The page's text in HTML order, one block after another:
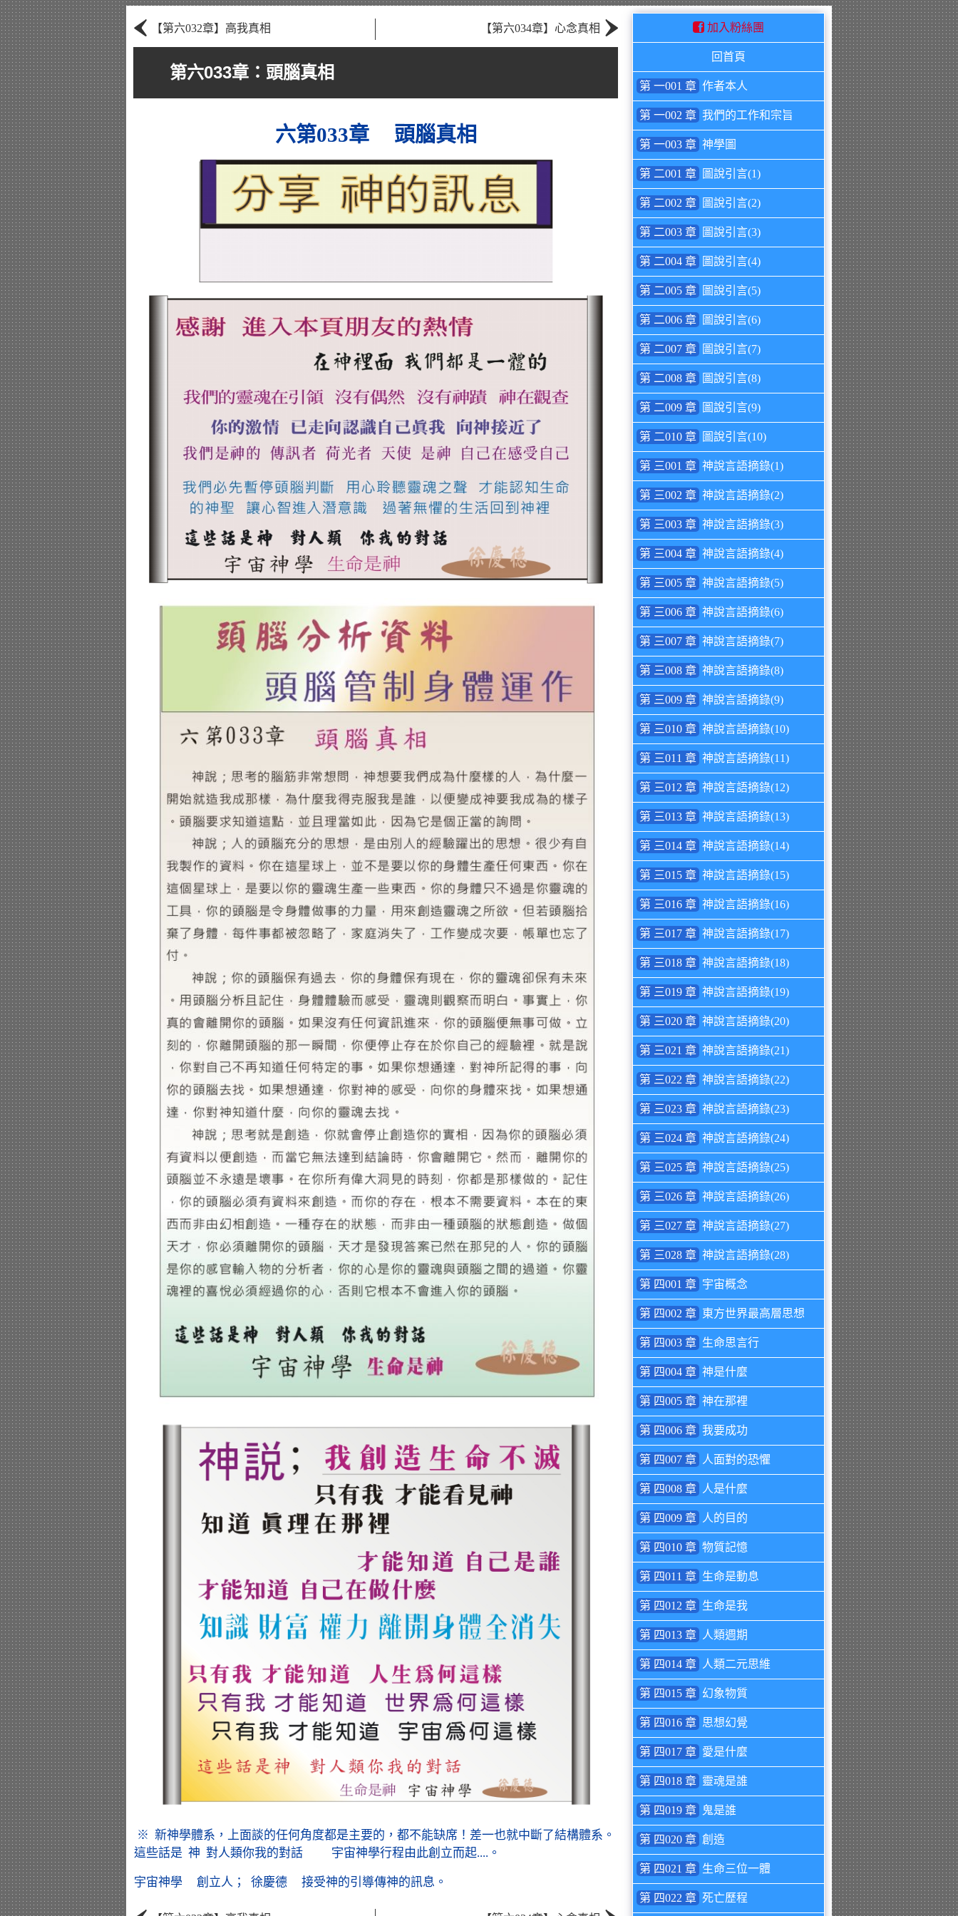
‹ 【第六032章】高我真相 【第六034章】心念真相 ›
第六033章：頭腦真相
六第033章 頭腦真相
※ 新神學體系，上面談的任何角度都是主要的，都不能缺席！差一也就中斷了結構體系。
這些話是 神 對人類你我的對話 宇宙神學行程由此創立而起....。
宇宙神學 創立人； 徐慶德 接受神的引導傳神的訊息。
加入粉絲團
回首頁
第 一001 章 作者本人
第 一002 章 我們的工作和宗旨
第 一003 章 神學圖
第 二001 章 圖說引言(1)
第 二002 章 圖說引言(2)
第 二003 章 圖說引言(3)
第 二004 章 圖說引言(4)
第 二005 章 圖說引言(5)
第 二006 章 圖說引言(6)
第 二007 章 圖說引言(7)
第 二008 章 圖說引言(8)
第 二009 章 圖說引言(9)
第 二010 章 圖說引言(10)
第 三001 章 神說言語摘錄(1)
第 三002 章 神說言語摘錄(2)
第 三003 章 神說言語摘錄(3)
第 三004 章 神說言語摘錄(4)
第 三005 章 神說言語摘錄(5)
第 三006 章 神說言語摘錄(6)
第 三007 章 神說言語摘錄(7)
第 三008 章 神說言語摘錄(8)
第 三009 章 神說言語摘錄(9)
第 三010 章 神說言語摘錄(10)
第 三011 章 神說言語摘錄(11)
第 三012 章 神說言語摘錄(12)
第 三013 章 神說言語摘錄(13)
第 三014 章 神說言語摘錄(14)
第 三015 章 神說言語摘錄(15)
第 三016 章 神說言語摘錄(16)
第 三017 章 神說言語摘錄(17)
第 三018 章 神說言語摘錄(18)
第 三019 章 神說言語摘錄(19)
第 三020 章 神說言語摘錄(20)
第 三021 章 神說言語摘錄(21)
第 三022 章 神說言語摘錄(22)
第 三023 章 神說言語摘錄(23)
第 三024 章 神說言語摘錄(24)
第 三025 章 神說言語摘錄(25)
第 三026 章 神說言語摘錄(26)
第 三027 章 神說言語摘錄(27)
第 三028 章 神說言語摘錄(28)
第 四001 章 宇宙概念
第 四002 章 東方世界最高層思想
第 四003 章 生命思言行
第 四004 章 神是什麼
第 四005 章 神在那裡
第 四006 章 我要成功
第 四007 章 人面對的恐懼
第 四008 章 人是什麼
第 四009 章 人的目的
第 四010 章 物質記憶
第 四011 章 生命是動息
第 四012 章 生命是我
第 四013 章 人類週期
第 四014 章 人類二元思維
第 四015 章 幻象物質
第 四016 章 思想幻覺
第 四017 章 愛是什麼
第 四018 章 靈魂是誰
第 四019 章 鬼是誰
第 四020 章 創造
第 四021 章 生命三位一體
第 四022 章 死亡歷程